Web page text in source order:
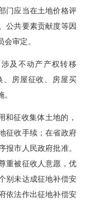
门应当在土地价格评
公共要素贡献度等因
审定。
及不动产产权转移
、房屋征收、房屋买
和征收集体土地的，
征收手续；在省政府
报市人民政府批准。
重被征收人意愿，优
别未达成征地补偿安
依法作出征地补偿安